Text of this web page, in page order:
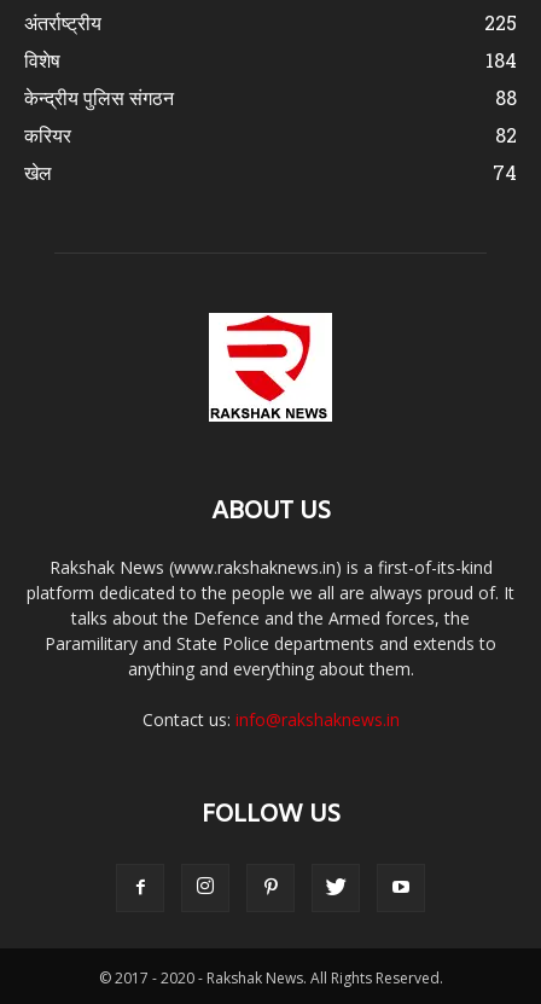
अंतर्राष्ट्रीय
225
विशेष
184
केन्द्रीय पुलिस संगठन
88
करियर
82
खेल
74
ABOUT US
Rakshak News (www.rakshaknews.in) is a first-of-its-kind
platform dedicated to the people we all are always proud of. It
talks about the Defence and the Armed forces, the
Paramilitary and State Police departments and extends to
anything and everything about them.
Contact us: info@rakshaknews.in
FOLLOW US
© 2017 - 2020 - Rakshak News. All Rights Reserved.